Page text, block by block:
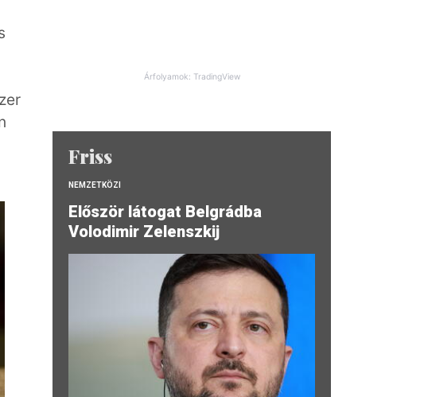
Árfolyamok: TradingView
Friss
NEMZETKÖZI
Először látogat Belgrádba
Volodimir Zelenszkij